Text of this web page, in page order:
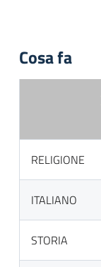
Cosa fa
RELIGIONE
ITALIANO
STORIA